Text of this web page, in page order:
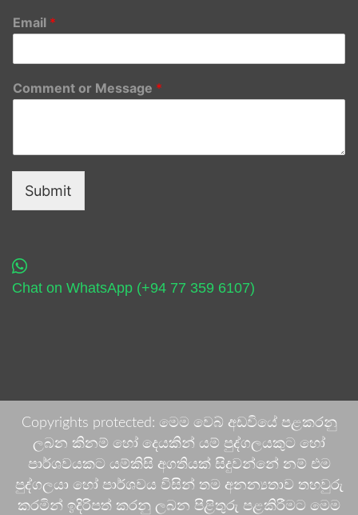
Email *
Comment or Message *
Submit
Chat on WhatsApp (+94 77 359 6107)
Copyrights protected: මෙම වෙබ් අඩවියේ පළකරනු
ලබන කිනම් හෝ දෙයකින් යම් පුද්ගලයකුට හෝ
පාර්ශවයකට යම්කිසි අගතියක් සිදුවන්නේ නම් එම
පුද්ගලයා හෝ පාර්ශවය විසින් තම අනන්‍යතාව තහවුරු
කරමින් ඉදිරිපත් කරනු ලබන පිළිතුරු පළකිරීමට මෙම